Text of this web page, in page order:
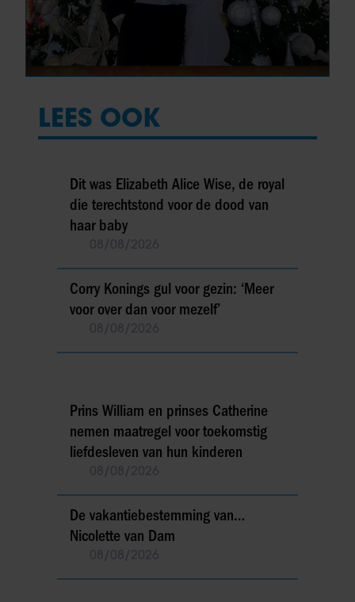
LEES OOK
Dit was Elizabeth Alice Wise, de royal
die terechtstond voor de dood van
haar baby
Corry Konings gul voor gezin: ‘Meer
voor over dan voor mezelf’
Prins William en prinses Catherine
nemen maatregel voor toekomstig
liefdesleven van hun kinderen
De vakantiebestemming van…
Nicolette van Dam